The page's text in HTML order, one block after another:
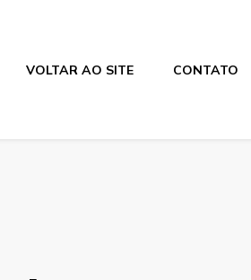
VOLTAR AO SITE CONTATO